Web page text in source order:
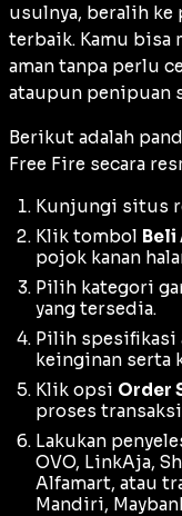
usulnya, beralih ke
terbaik. Kamu bisa
aman tanpa perlu
ataupun penipuan
Berikut adalah
Free Fire secara
Kunjungi situs
Klik tombol Beli
pojok kanan
Pilih kategori
yang tersedia.
Pilih spesifikasi
keinginan serta
Klik opsi Order
proses
Lakukan
OVO, LinkAja,
Alfamart, atau
Mandiri,